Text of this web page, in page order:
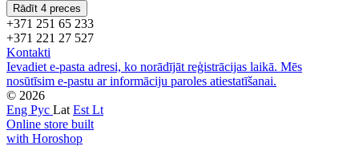
Rādīt 4 preces
+371 251 65 233
+371 221 27 527
Kontakti
Ievadiet e-pasta adresi, ko norādījāt reģistrācijas laikā. Mēs
nosūtīsim e-pastu ar informāciju paroles atiestatīšanai.
© 2026
Eng Рус Lat Est Lt
Online store built
with Horoshop